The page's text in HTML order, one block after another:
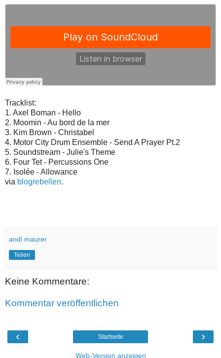
Tracklist:
1. Axel Boman - Hello
2. Moomin - Au bord de la mer
3. Kim Brown - Christabel
4. Motor City Drum Ensemble - Send A Prayer Pt.2
5. Soundstream - Julie's Theme
6. Four Tet - Percussions One
7. Isolée - Allowance
via blogrebellen.
andi maurer
Teilen
Keine Kommentare:
Kommentar veröffentlichen
‹ ›
Startseite
Web-Version anzeigen